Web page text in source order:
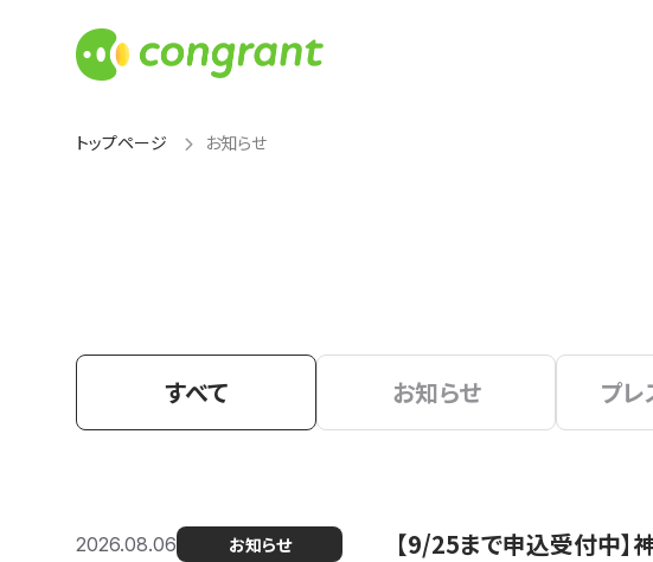
トップページ お知らせ
すべて お知らせ プレ
2026.08.06 お知らせ 【9/25まで申込受付中】